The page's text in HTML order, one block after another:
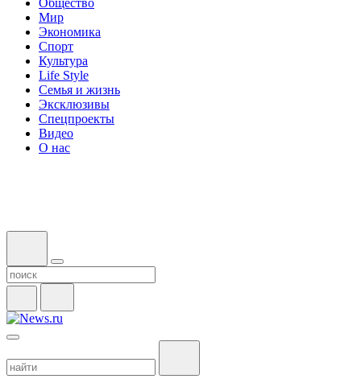
Общество
Мир
Экономика
Спорт
Культура
Life Style
Семья и жизнь
Эксклюзивы
Спецпроекты
Видео
О нас